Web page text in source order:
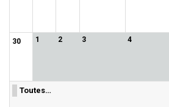
30 1 2 3 4
Toutes…